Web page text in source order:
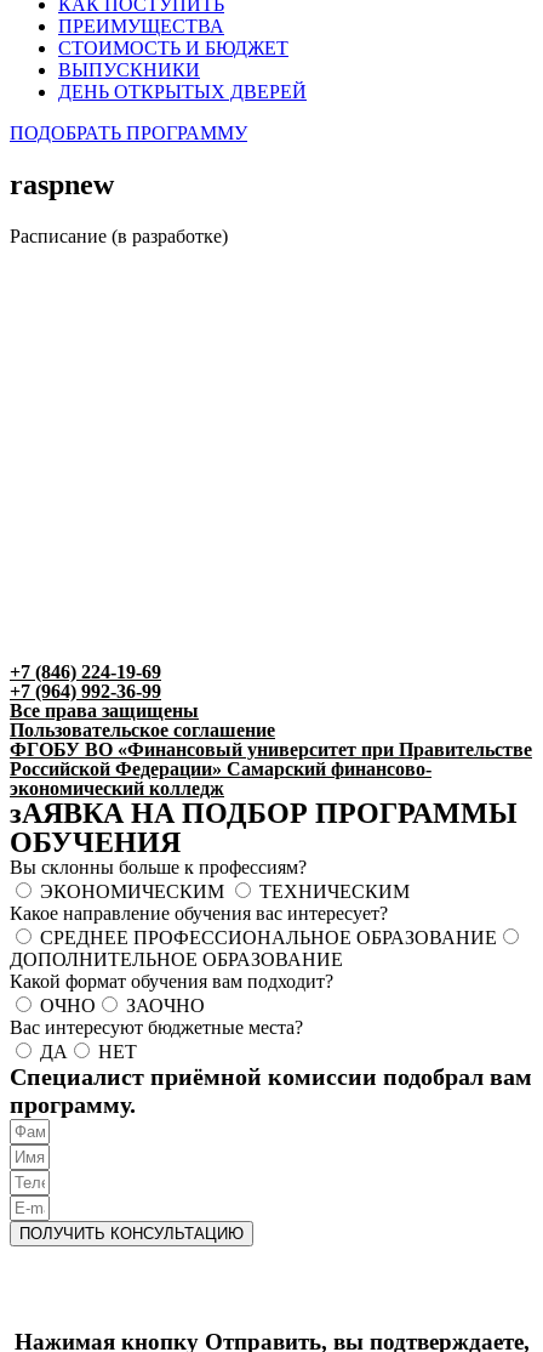
КАК ПОСТУПИТЬ
ПРЕИМУЩЕСТВА
СТОИМОСТЬ И БЮДЖЕТ
ВЫПУСКНИКИ
ДЕНЬ ОТКРЫТЫХ ДВЕРЕЙ
ПОДОБРАТЬ ПРОГРАММУ
raspnew
Расписание (в разработке)
+7 (846) 224-19-69
+7 (964) 992-36-99
Все права защищены
Пользовательское соглашение
ФГОБУ ВО «Финансовый университет при Правительстве
Российской Федерации» Самарский финансово-
экономический колледж
зАЯВКА НА ПОДБОР ПРОГРАММЫ
ОБУЧЕНИЯ
Вы склонны больше к профессиям?
ЭКОНОМИЧЕСКИМ
ТЕХНИЧЕСКИМ
Какое направление обучения вас интересует?
СРЕДНЕЕ ПРОФЕССИОНАЛЬНОЕ ОБРАЗОВАНИЕ
ДОПОЛНИТЕЛЬНОЕ ОБРАЗОВАНИЕ
Какой формат обучения вам подходит?
ОЧНО
ЗАОЧНО
Вас интересуют бюджетные места?
ДА
НЕТ
Специалист приёмной комиссии подобрал вам
программу.
ПОЛУЧИТЬ КОНСУЛЬТАЦИЮ
Нажимая кнопку Отправить, вы подтверждаете,